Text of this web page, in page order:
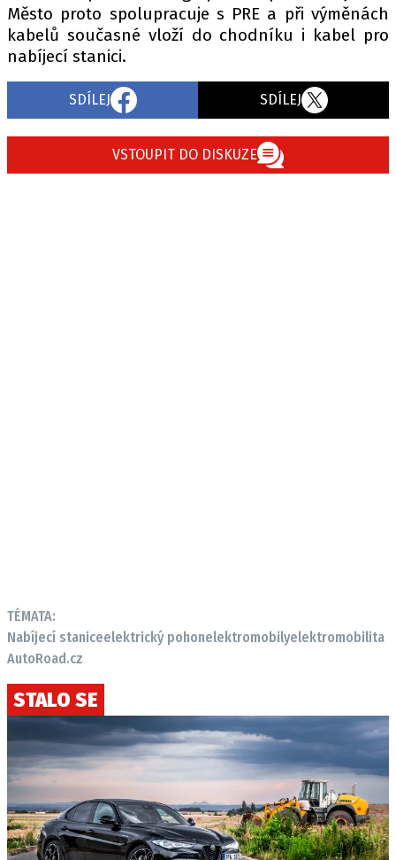
Město proto spolupracuje s PRE a při výměnách
kabelů současné vloží do chodníku i kabel pro
nabíjecí stanici.
SDÍLEJ SDÍLEJ
VSTOUPIT DO DISKUZE
TÉMATA:
Nabíjecí staniceelektrický pohonelektromobilyelektromobilita
AutoRoad.cz
STALO SE